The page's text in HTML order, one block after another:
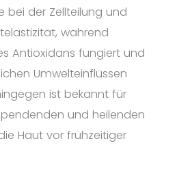
bei der Zellteilung und
während
Antioxidans fungiert und
Umwelteinflüssen
ist bekannt für
und heilenden
Haut vor frühzeitiger